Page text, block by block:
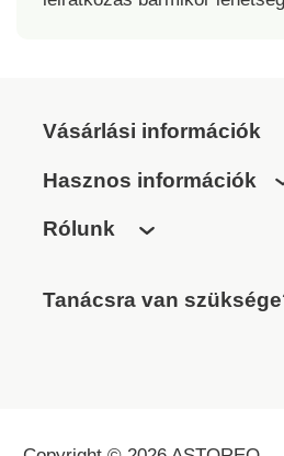
Vásárlási információk
Hasznos információk
Rólunk
Tanácsra van